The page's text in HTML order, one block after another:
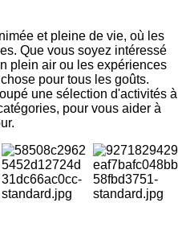
et pleine de vie, où les
Que vous soyez intéressé
plein air ou les expériences
pour tous les goûts.
une sélection d'activités à
pour vous aider à